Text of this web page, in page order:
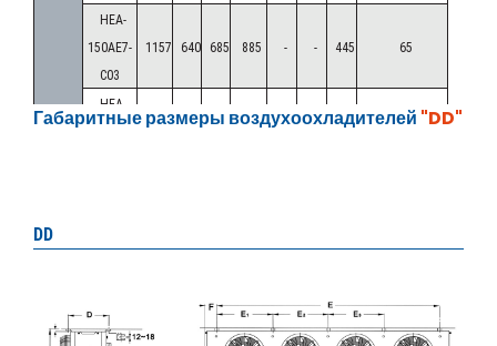
HEA-
150AE7-
C03
1157 640 685 885 - - 445 65
HEA-
1157 740 885 545
C03
685
Габаритные размеры воздухоохладителей "DD"
DD